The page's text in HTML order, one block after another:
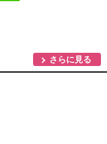
さらに見る